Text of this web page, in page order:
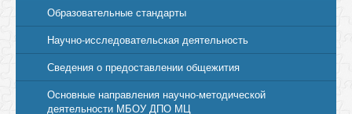
Образовательные стандарты
Научно-исследовательская деятельность
Сведения о предоставлении общежития
Основные направления научно-методической
деятельности МБОУ ДПО МЦ